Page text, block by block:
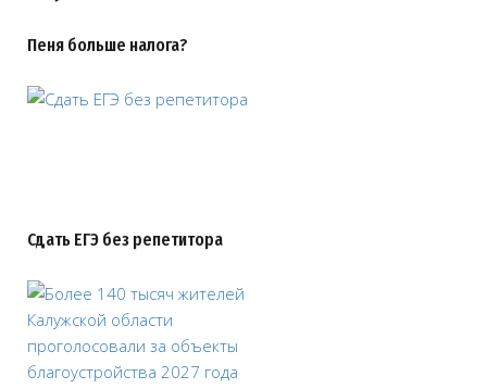
Пеня больше налога?
Сдать ЕГЭ без репетитора